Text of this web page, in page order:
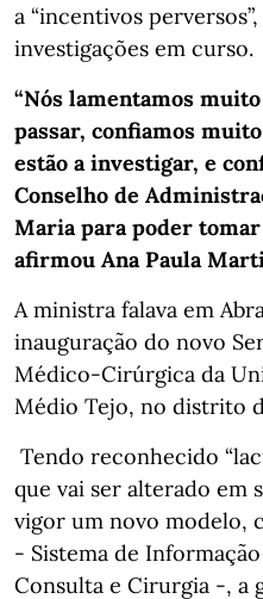
a “incentivos
investigações em curso.
“Nós lamentamos
passar, confiamos
estão a investigar, e
Conselho de
Maria para poder tomar
afirmou Ana Paula
A ministra falava em
inauguração do novo
Médico-Cirúrgica da
Médio Tejo, no distrito
Tendo reconhecido
que vai ser alterado em
vigor um novo modelo,
- Sistema de
Consulta e Cirurgia -, a